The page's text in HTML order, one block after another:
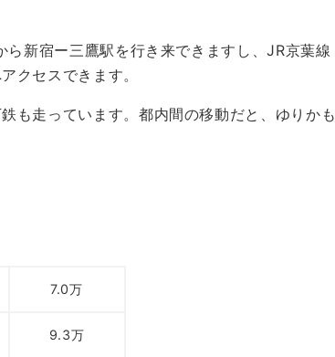
新宿ー三鷹駅を行き来できますし、JR京葉線
クセスできます。
も走っています。都内間の移動だと、ゆりかも
7.0万
9.3万